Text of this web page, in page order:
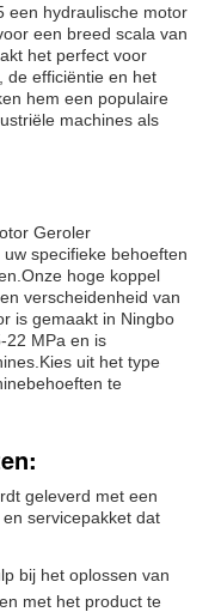
een hydraulische motor
een breed scala van
het perfect voor
de efficiëntie en het
hem een populaire
machines als
Geroler
specifieke behoeften
hoge koppel
verscheidenheid van
is gemaakt in Ningbo
22 MPa en is
uit het type
te
geleverd met een
servicepakket dat
bij het oplossen van
met het product te